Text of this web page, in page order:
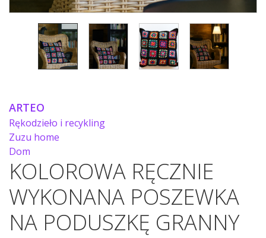
ARTEO
Rękodzieło i recykling
Zuzu home
Dom
KOLOROWA RĘCZNIE
WYKONANA POSZEWKA
NA PODUSZKĘ GRANNY